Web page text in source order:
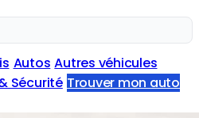
Autos Autres véhicules
Sécurité Trouver mon auto